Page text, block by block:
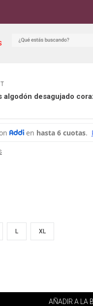
algodón desagujado
L XL
AÑADIR A LA